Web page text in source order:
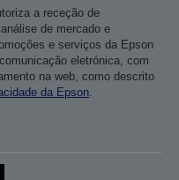
a receção de
de mercado e
e serviços da Epson
eletrónica, com
na web, como descrito
da Epson.